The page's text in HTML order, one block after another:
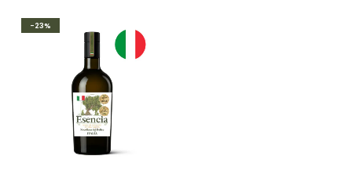
77,00 lei.
-23%